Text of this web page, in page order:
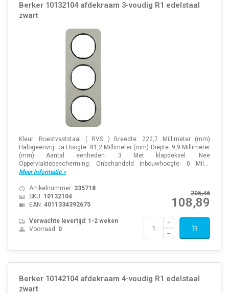
Berker 10132104 afdekraam 3-voudig R1 edelstaal
zwart
Kleur: Roestvaststaal ( RVS ) Breedte: 222,7 Millimeter (mm)
Halogeenvrij: Ja Hoogte: 81,2 Millimeter (mm) Diepte: 9,9 Millimeter
(mm) Aantal eenheden: 3 Met klapdeksel: Nee
Oppervlaktebescherming: Onbehandeld Inbouwhoogte: 0 Mil...
Meer informatie »
205,46
108,89
Artikelnummer: 335718
SKU: 10132104
EAN: 4011334392675
Verwachte levertijd: 1-2 weken
Voorraad: 0
Berker 10142104 afdekraam 4-voudig R1 edelstaal
zwart